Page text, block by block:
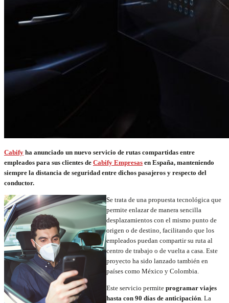
Cabify ha anunciado un nuevo servicio de rutas compartidas entre
empleados para sus clientes de Cabify Empresas en España, manteniendo
siempre la distancia de seguridad entre dichos pasajeros y respecto del
conductor.
Se trata de una propuesta tecnológica que
permite enlazar de manera sencilla
desplazamientos con el mismo punto de
origen o de destino, facilitando que los
empleados puedan compartir su ruta al
centro de trabajo o de vuelta a casa. Este
proyecto ha sido lanzado también en
países como México y Colombia.
Este servicio permite programar viajes
hasta con 90 días de anticipación. La